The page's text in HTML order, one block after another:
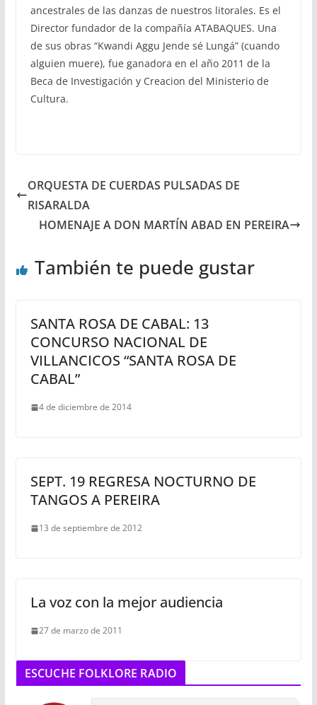
ancestrales de las danzas de nuestros litorales. Es el
Director fundador de la compañía ATABAQUES. Una
de sus obras “Kwandi Aggu Jende sé Lungá” (cuando
alguien muere), fue ganadora en el año 2011 de la
Beca de Investigación y Creacion del Ministerio de
Cultura.
ORQUESTA DE CUERDAS PULSADAS DE
RISARALDA
HOMENAJE A DON MARTÍN ABAD EN PEREIRA
También te puede gustar
SANTA ROSA DE CABAL: 13
CONCURSO NACIONAL DE
VILLANCICOS “SANTA ROSA DE
CABAL”
4 de diciembre de 2014
SEPT. 19 REGRESA NOCTURNO DE
TANGOS A PEREIRA
13 de septiembre de 2012
La voz con la mejor audiencia
27 de marzo de 2011
ESCUCHE FOLKLORE RADIO